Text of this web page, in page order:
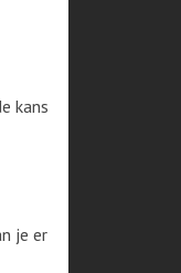
kans
je er